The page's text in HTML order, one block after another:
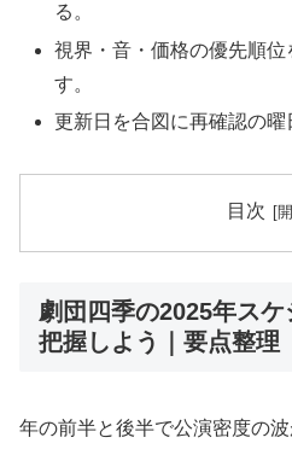
る。
視界・音・価格の優先順位
す。
更新日を合図に再確認の曜
目次
劇団四季の2025年ス
把握しよう｜要点整理
年の前半と後半で公演密度の